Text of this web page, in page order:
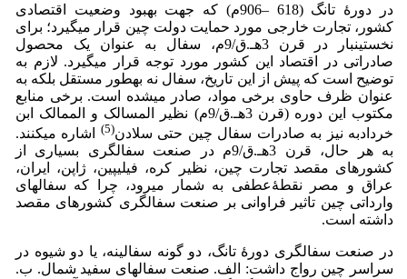
در دورۀ تانگ (618 –906م) که جهت بهبود وضعیت اقتصادی
کشور، تجارت خارجی مورد حمایت دولت چین قرار می­گیرد؛ برای
نخستین­بار در قرن 3­هـ.ق/9­م، سفال به عنوان یک محصول
صادراتی در اقتصاد این کشور مورد توجه قرار می­گیرد. لازم به
توضیح است که پیش از این تاریخ، سفال نه به­طور مستقل بلکه به
عنوان ظرف حاوی برخی مواد، صادر می­شده است. برخی منابع
مکتوب این دوره (قرن 3­هـ.ق/9م) نظیر المسالک و الممالک ابن
خردادبه نیز به صادرات سفال چین حتی سلادن­(5)
اشاره می­کنند.
به هر حال، قرن 3هـ.ق/9­م در صنعت سفالگری بسیاری از
کشورهای مقصد تجارت چین، نظیر کره، فیلیپین، ژاپن، ایران،
عراق و مصر نقطۀ­عطفی به شمار می­رود، چرا که سفال­های
وارداتی چین تاثیر فراوانی بر صنعت سفالگری کشورهای مقصد
داشته­ است.
در صنعت سفالگری دورۀ تانگ، دو گونه سفالینه، یا دو شیوه در
سراسر چین رواج داشت: الف. صنعت سفال­های سفید شمال. ب.